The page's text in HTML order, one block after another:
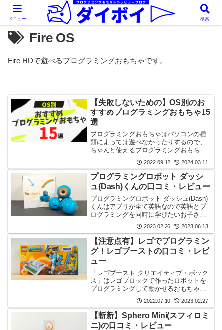
Fire OS
Fire HDで遊べるプログラミングおもちゃです。
【失敗しないための】OS別のお
すすめプログラミングおもちゃ15
選
プログラミングおもちゃはパソコンの種
類によっては遊べなかったりするので、
ちゃんと使えるプログラミングおもちゃ
を選んであげる必要があります。本記事
ではOS別のおすすめプログラミングおも
ちゃを紹介します。
2022.09.12 2024.03.11
プログラミングロボット ダッシ
ュ(Dash)くんの口コミ・レビュー
プログラミングロボット ダッシュ(Dash)
くんはアプリが全て英語なので英語とプ
ログラミングを同時に学びたいお子さん
には最適です。ロボットの動きがなめら
かでおしゃべりもするので愛着が湧きま
す。
2023.02.26 2023.06.13
【注意点有】レゴでプログラミン
グ！レゴブーストの口コミ・レビ
ュー
「レゴブースト クリエイティブ・ボック
ス」はレゴブロックで作ったロボットを
プログラミングして動かせるおもちゃで
す。説明書の作例だけでなく、自由な発
想で作品を作ることができますよ。
2022.07.10 2023.02.27
【斬新】Sphero Mini(スフィロミ
ニ)の口コミ・レビュー
メニュー 検索